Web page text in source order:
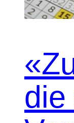
die